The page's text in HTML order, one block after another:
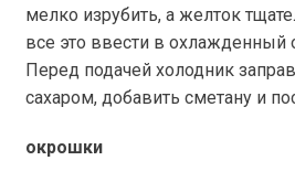
мелко изрубить, а желток
все это ввести в охлажденный
Перед подачей холодник
сахаром, добавить сметану и
окрошки